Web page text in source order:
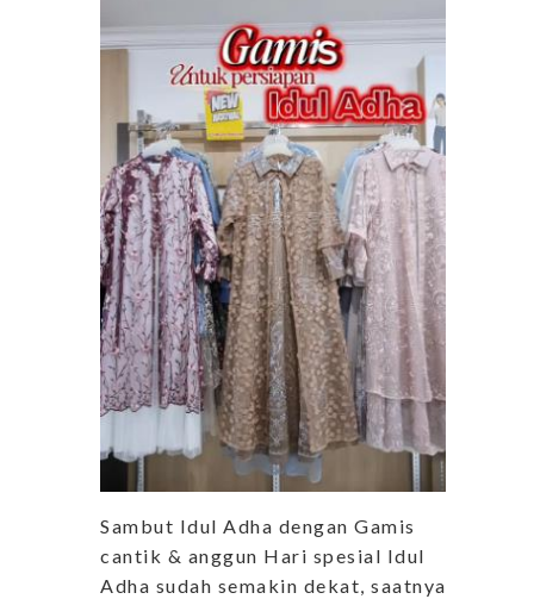
Sambut Idul Adha dengan Gamis
cantik & anggun Hari spesial Idul
Adha sudah semakin dekat, saatnya